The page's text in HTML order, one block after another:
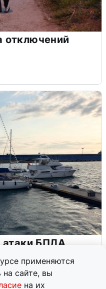
применяются
сайте, вы
на их
отключений
атаки БПЛА,